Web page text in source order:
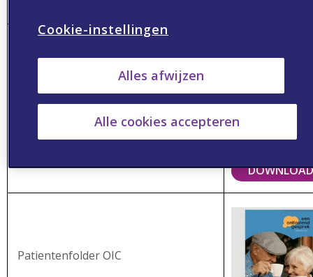
Tips om obstipatie te voorkomen
DOWNLOAD
Patientenfolder OIC
Cookie-instellingen
Alles afwijzen
Alle cookies accepteren